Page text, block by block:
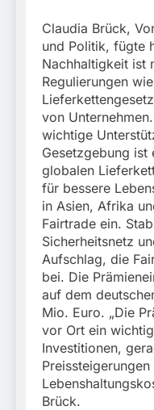
Claudia Brück,
und Politik, fügte
Nachhaltigkeit ist
Regulierungen
von
wichtige
Gesetzgebung ist
globalen
für bessere
in Asien, Afrika
Fairtrade ein.
Sicherheitsnetz
Aufschlag, die
bei. Die
auf dem
Mio. Euro. „Die
vor Ort ein
Investitionen,
Brück.